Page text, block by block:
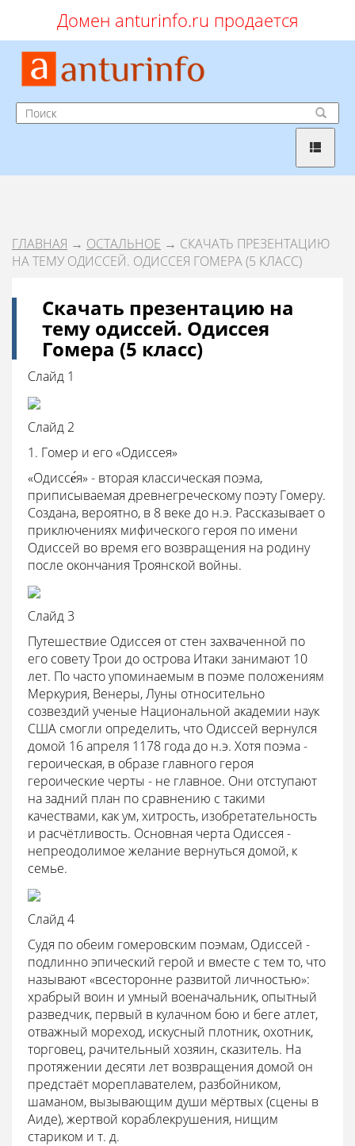
Домен anturinfo.ru продается
ГЛАВНАЯ → ОСТАЛЬНОЕ → СКАЧАТЬ ПРЕЗЕНТАЦИЮ
НА ТЕМУ ОДИССЕЙ. ОДИССЕЯ ГОМЕРА (5 КЛАСС)
Скачать презентацию на
тему одиссей. Одиссея
Гомера (5 класс)
Слайд 1
Слайд 2
1. Гомер и его «Одиссея»
«Одиссе́я» - вторая классическая поэма,
приписываемая древнегреческому поэту Гомеру.
Создана, вероятно, в 8 веке до н.э. Рассказывает о
приключениях мифического героя по имени
Одиссей во время его возвращения на родину
после окончания Троянской войны.
Слайд 3
Путешествие Одиссея от стен захваченной по
его совету Трои до острова Итаки занимают 10
лет. По часто упоминаемым в поэме положениям
Меркурия, Венеры, Луны относительно
созвездий ученые Национальной академии наук
США смогли определить, что Одиссей вернулся
домой 16 апреля 1178 года до н.э. Хотя поэма -
героическая, в образе главного героя
героические черты - не главное. Они отступают
на задний план по сравнению с такими
качествами, как ум, хитрость, изобретательность
и расчётливость. Основная черта Одиссея -
непреодолимое желание вернуться домой, к
семье.
Слайд 4
Судя по обеим гомеровским поэмам, Одиссей -
подлинно эпический герой и вместе с тем то, что
называют «всесторонне развитой личностью»:
храбрый воин и умный военачальник, опытный
разведчик, первый в кулачном бою и беге атлет,
отважный мореход, искусный плотник, охотник,
торговец, рачительный хозяин, сказитель. На
протяжении десяти лет возвращения домой он
предстаёт мореплавателем, разбойником,
шаманом, вызывающим души мёртвых (сцены в
Аиде), жертвой кораблекрушения, нищим
стариком и т. д.